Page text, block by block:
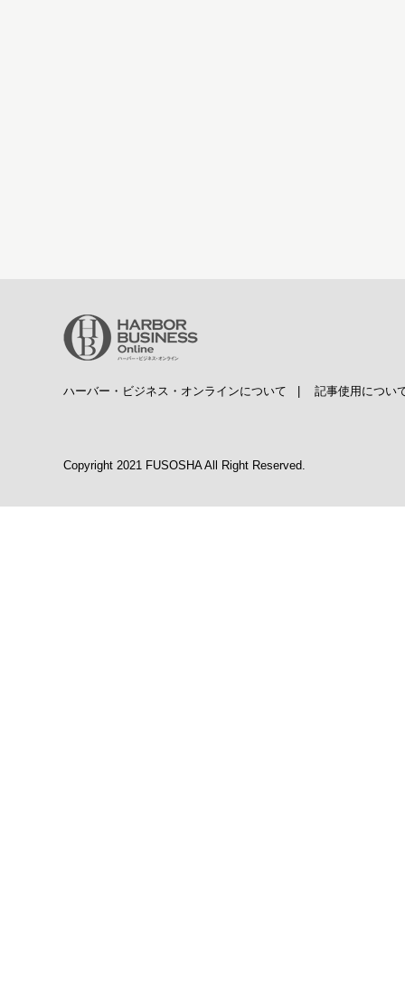
ハーバー・ビジネス・オンラインについて | 記事使用につい
Copyright 2021 FUSOSHA All Right Reserved.